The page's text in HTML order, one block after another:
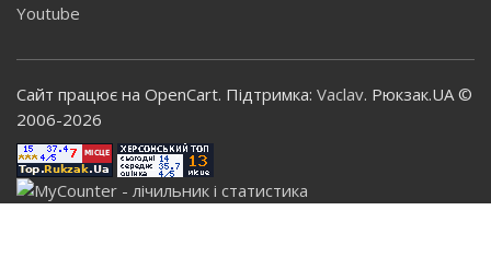
Youtube
Сайт працює на OpenCart. Підтримка: Vaclav. Рюкзак.UA ©
2006-2026